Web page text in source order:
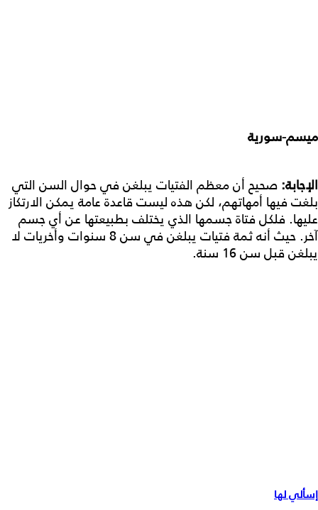
ميسم-سورية
الإجابة: صحيح أن معظم الفتيات يبلغن في حوال السن التي
بلغت فيها أمهاتهم، لكن هذه ليست قاعدة عامة يمكن الارتكاز
عليها. فلكل فتاة جسمها الذي يختلف بطبيعتها عن أي جسم
آخر. حيث أنه ثمة فتيات يبلغن في سن 8 سنوات وأخريات لا
يبلغن قبل سن 16 سنة.
إسألي لها